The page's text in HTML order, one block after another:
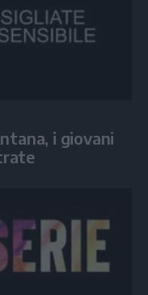
i giovani